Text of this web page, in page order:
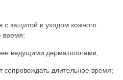
с защитой и уходом кожного
время;
ведущими дерматологами;
сопровождать длительное время;